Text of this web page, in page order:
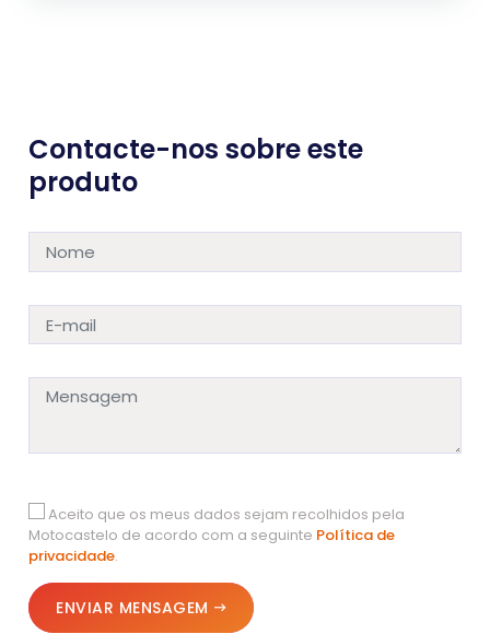
Contacte-nos sobre este
produto
Aceito que os meus dados sejam recolhidos pela
Motocastelo de acordo com a seguinte Política de
privacidade.
ENVIAR MENSAGEM